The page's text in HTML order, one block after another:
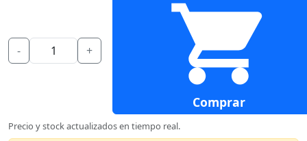
- +
Comprar
Precio y stock actualizados en tiempo real.